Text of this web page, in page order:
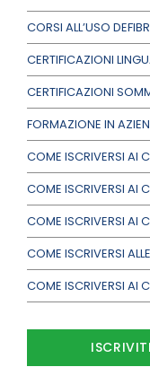
CORSI ALL’USO
CERTIFICAZIONI
CERTIFICAZIONI
FORMAZIONE IN
COME ISCRIVERSI AI
COME ISCRIVERSI AI
COME ISCRIVERSI AI
COME ISCRIVERSI
COME ISCRIVERSI AI